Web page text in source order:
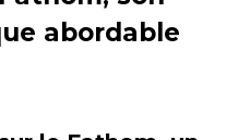
abordable